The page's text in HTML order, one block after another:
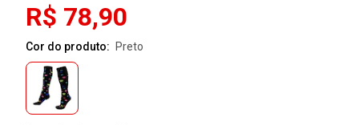
R$ 78,90
Cor do produto: preto